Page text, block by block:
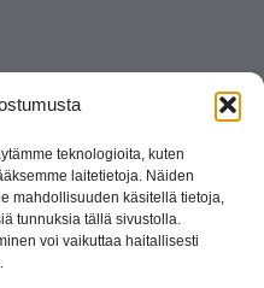
teknologioita, kuten
laitetietoja. Näiden
mahdollisuuden käsitellä tietoja,
tunnuksia tällä sivustolla.
voi vaikuttaa haitallisesti